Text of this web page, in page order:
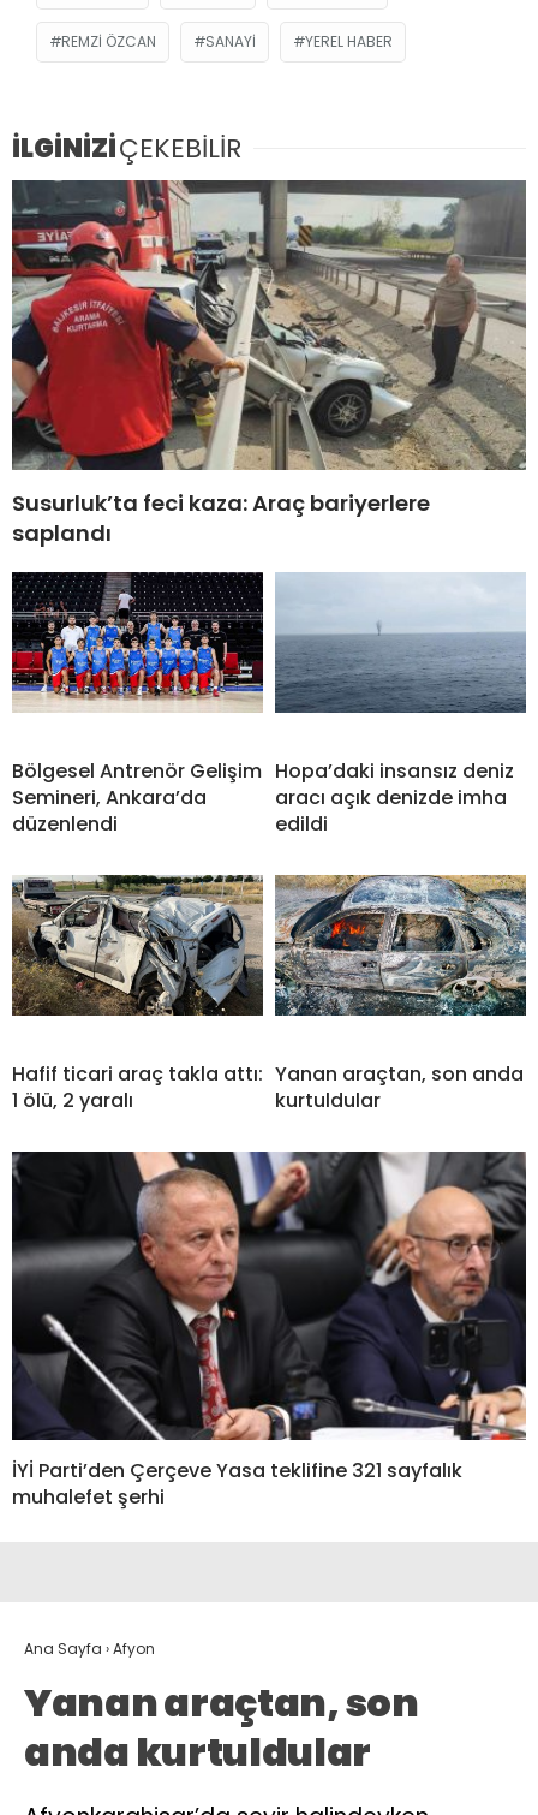
REMZI ÖZCAN SANAYI YEREL HABER
İLGİNİZİÇEKEBİLİR
Susurluk’ta feci kaza: Araç bariyerlere
saplandı
Bölgesel Antrenör Gelişim
Semineri, Ankara’da
düzenlendi
Hopa’daki insansız deniz
aracı açık denizde imha
edildi
Hafif ticari araç takla attı:
1 ölü, 2 yaralı
Yanan araçtan, son anda
kurtuldular
İYİ Parti’den Çerçeve Yasa teklifine 321 sayfalık
muhalefet şerhi
Ana Sayfa ›Afyon
Yanan araçtan, son
anda kurtuldular